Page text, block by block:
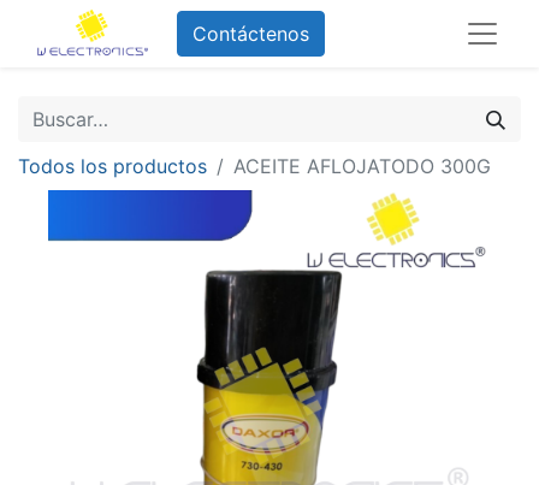
Contáctenos
Todos los productos ACEITE AFLOJATODO 300G